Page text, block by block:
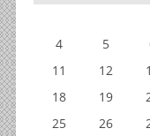
4
5
11
12
18
19
25
26